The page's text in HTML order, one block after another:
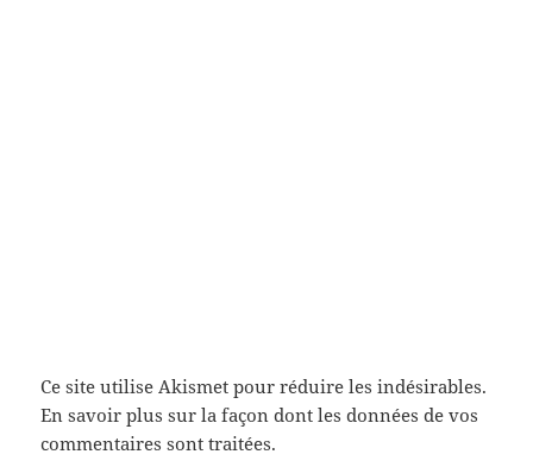
Ce site utilise Akismet pour réduire les indésirables.
En savoir plus sur la façon dont les données de vos
commentaires sont traitées.